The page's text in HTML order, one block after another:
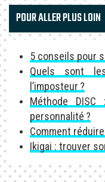
POUR ALLER PLUS LOIN
5 conseils pour
Quels sont
l’imposteur ?
Méthode
personnalité ?
Comment
Ikigai : trouver